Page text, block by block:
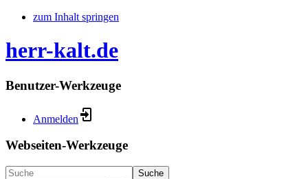
zum Inhalt springen
herr-kalt.de
Benutzer-Werkzeuge
Anmelden
Webseiten-Werkzeuge
Suche